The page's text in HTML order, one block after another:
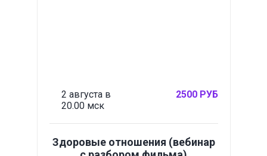
2 августа в
20.00 мск
2500 РУБ
Здоровые отношения (вебинар